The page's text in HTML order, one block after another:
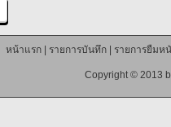
หน้าแรก| รายการบันทึก| รายการยืมห
Copyright © 2013